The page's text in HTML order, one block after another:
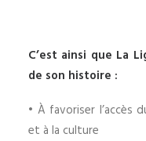
C’est ainsi que La
de son histoire :
• À favoriser l’accès
et à la culture